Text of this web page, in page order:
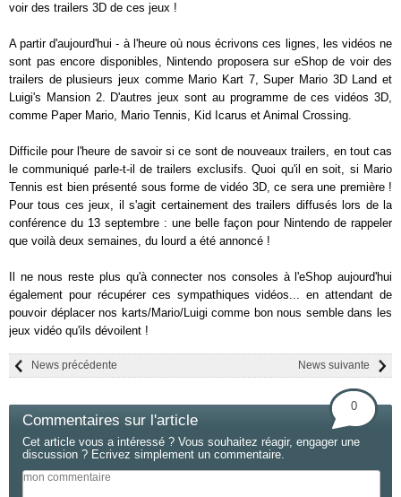
voir des trailers 3D de ces jeux !
A partir d'aujourd'hui - à l'heure où nous écrivons ces lignes, les vidéos ne
sont pas encore disponibles, Nintendo proposera sur eShop de voir des
trailers de plusieurs jeux comme Mario Kart 7, Super Mario 3D Land et
Luigi's Mansion 2. D'autres jeux sont au programme de ces vidéos 3D,
comme Paper Mario, Mario Tennis, Kid Icarus et Animal Crossing.
Difficile pour l'heure de savoir si ce sont de nouveaux trailers, en tout cas
le communiqué parle-t-il de trailers exclusifs. Quoi qu'il en soit, si Mario
Tennis est bien présenté sous forme de vidéo 3D, ce sera une première !
Pour tous ces jeux, il s'agit certainement des trailers diffusés lors de la
conférence du 13 septembre : une belle façon pour Nintendo de rappeler
que voilà deux semaines, du lourd a été annoncé !
Il ne nous reste plus qu'à connecter nos consoles à l'eShop aujourd'hui
également pour récupérer ces sympathiques vidéos... en attendant de
pouvoir déplacer nos karts/Mario/Luigi comme bon nous semble dans les
jeux vidéo qu'ils dévoilent !
News suivante
News précédente
Commentaires sur l'article
0
Cet article vous a intéressé ? Vous souhaitez réagir, engager une
discussion ? Ecrivez simplement un commentaire.